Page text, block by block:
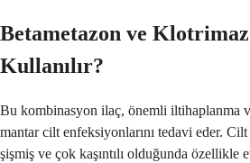
Betametazon ve
Kullanılır?
Bu kombinasyon ilaç, önemli iltihaplanma
mantar cilt enfeksiyonlarını tedavi eder. Cilt
şişmiş ve çok kaşıntılı olduğunda özellikle